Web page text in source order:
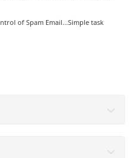
of Spam Email...Simple task